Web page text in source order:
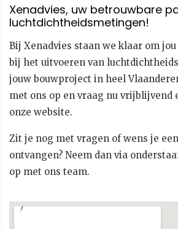
Xenadvies, uw betrouwbare
luchtdichtheidsmetingen!
Bij Xenadvies staan we klaar om
bij het uitvoeren van
jouw bouwproject in heel
met ons op en vraag nu vrijblijvend
onze website.
Zit je nog met vragen of wens je
ontvangen? Neem dan via
op met ons team.